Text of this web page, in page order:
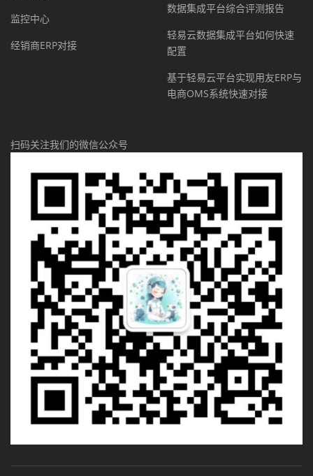
监控中心
经销商ERP对接
数据集成平台综合评测报告
轻易云数据集成平台如何快速
配置
基于轻易云平台实现用友ERP与
电商OMS系统快速对接
扫码关注我们的微信公众号